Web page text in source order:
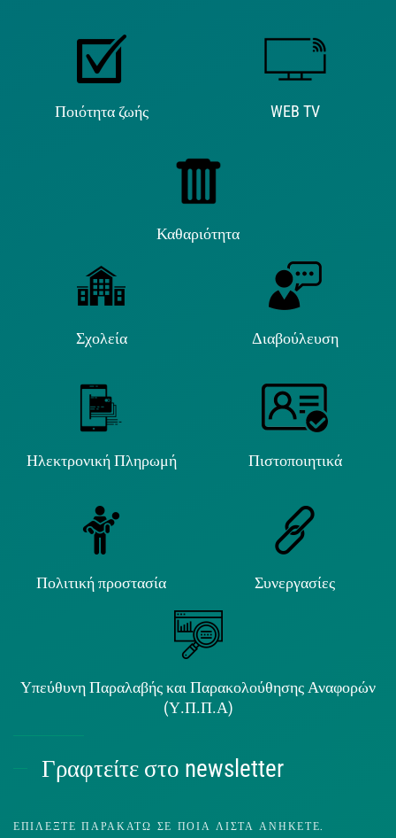
Ποιότητα ζωής WEB TV
Καθαριότητα
Σχολεία Διαβούλευση
Ηλεκτρονική Πληρωμή Πιστοποιητικά
Πολιτική προστασία Συνεργασίες
Υπεύθυνη Παραλαβής και Παρακολούθησης Αναφορών
(Υ.Π.Π.Α)
Γραφτείτε στο newsletter
ΕΠΙΛΈΞΤΕ ΠΑΡΑΚΆΤΩ ΣΕ ΠΟΙΑ ΛΊΣΤΑ ΑΝΉΚΕΤΕ.